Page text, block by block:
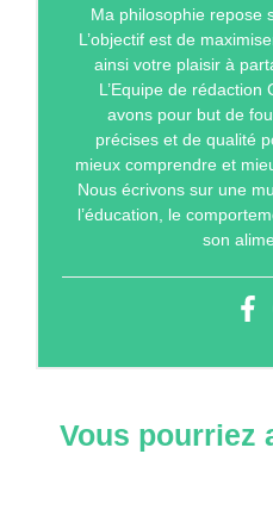
Ma philosophie repose
L’objectif est de
ainsi votre plaisir à
L’Equipe de
avons pour but de
précises et de qualité
mieux comprendre et
Nous écrivons sur une
l’éducation, le
son
Vous pourriez